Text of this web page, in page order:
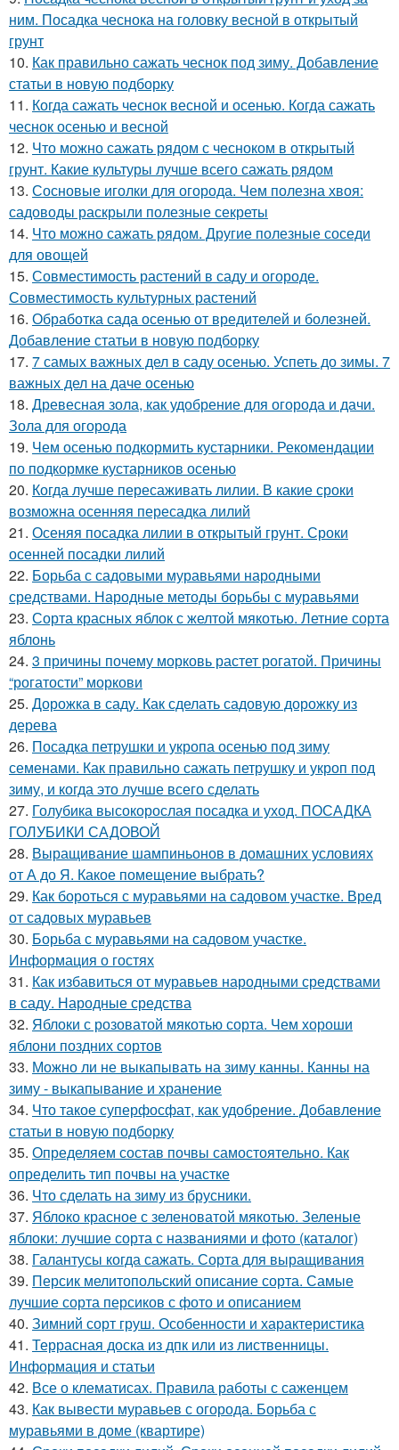
ним. Посадка чеснока на головку весной в открытый
грунт
10. Как правильно сажать чеснок под зиму. Добавление
статьи в новую подборку
11. Когда сажать чеснок весной и осенью. Когда сажать
чеснок осенью и весной
12. Что можно сажать рядом с чесноком в открытый
грунт. Какие культуры лучше всего сажать рядом
13. Сосновые иголки для огорода. Чем полезна хвоя:
садоводы раскрыли полезные секреты
14. Что можно сажать рядом. Другие полезные соседи
для овощей
15. Совместимость растений в саду и огороде.
Совместимость культурных растений
16. Обработка сада осенью от вредителей и болезней.
Добавление статьи в новую подборку
17. 7 самых важных дел в саду осенью. Успеть до зимы. 7
важных дел на даче осенью
18. Древесная зола, как удобрение для огорода и дачи.
Зола для огорода
19. Чем осенью подкормить кустарники. Рекомендации
по подкормке кустарников осенью
20. Когда лучше пересаживать лилии. В какие сроки
возможна осенняя пересадка лилий
21. Осеняя посадка лилии в открытый грунт. Сроки
осенней посадки лилий
22. Борьба с садовыми муравьями народными
средствами. Народные методы борьбы с муравьями
23. Сорта красных яблок с желтой мякотью. Летние сорта
яблонь
24. 3 причины почему морковь растет рогатой. Причины
“рогатости” моркови
25. Дорожка в саду. Как сделать садовую дорожку из
дерева
26. Посадка петрушки и укропа осенью под зиму
семенами. Как правильно сажать петрушку и укроп под
зиму, и когда это лучше всего сделать
27. Голубика высокорослая посадка и уход. ПОСАДКА
ГОЛУБИКИ САДОВОЙ
28. Выращивание шампиньонов в домашних условиях
от А до Я. Какое помещение выбрать?
29. Как бороться с муравьями на садовом участке. Вред
от садовых муравьев
30. Борьба с муравьями на садовом участке.
Информация о гостях
31. Как избавиться от муравьев народными средствами
в саду. Народные средства
32. Яблоки с розоватой мякотью сорта. Чем хороши
яблони поздних сортов
33. Можно ли не выкапывать на зиму канны. Канны на
зиму - выкапывание и хранение
34. Что такое суперфосфат, как удобрение. Добавление
статьи в новую подборку
35. Определяем состав почвы самостоятельно. Как
определить тип почвы на участке
36. Что сделать на зиму из брусники.
37. Яблоко красное с зеленоватой мякотью. Зеленые
яблоки: лучшие сорта с названиями и фото (каталог)
38. Галантусы когда сажать. Сорта для выращивания
39. Персик мелитопольский описание сорта. Самые
лучшие сорта персиков с фото и описанием
40. Зимний сорт груш. Особенности и характеристика
41. Террасная доска из дпк или из лиственницы.
Информация и статьи
42. Все о клематисах. Правила работы с саженцем
43. Как вывести муравьев с огорода. Борьба с
муравьями в доме (квартире)